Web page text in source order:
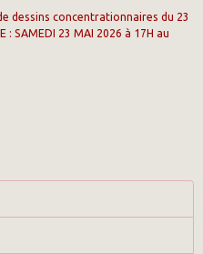
dessins concentrationnaires du 23
: SAMEDI 23 MAI 2026 à 17H au